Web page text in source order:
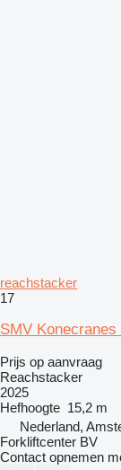
reachstacker
17
SMV Konecranes
Prijs op aanvraag
Reachstacker
2025
Hefhoogte 15,2 m
Nederland,
Forkliftcenter BV
Contact opnemen